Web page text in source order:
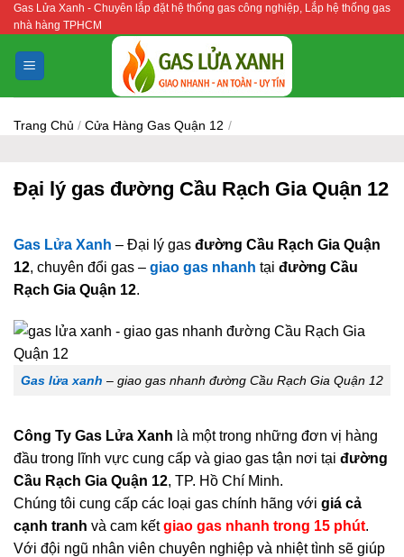
Bỏ
qua
nội
dung
Gas Lửa Xanh - Chuyên lắp đặt hệ thống gas công nghiệp, Lắp hệ thống gas
nhà hàng TPHCM
Trang Chủ / Cửa Hàng Gas Quận 12 /
Đại lý gas đường Cầu Rạch Gia Quận 12
Gas Lửa Xanh – Đại lý gas đường Cầu Rạch Gia Quận
12, chuyên đổi gas – giao gas nhanh tại đường Cầu
Rạch Gia Quận 12.
Gas lửa xanh – giao gas nhanh đường Cầu Rạch Gia Quận 12
Công Ty Gas Lửa Xanh là một trong những đơn vị hàng
đầu trong lĩnh vực cung cấp và giao gas tận nơi tại đường
Cầu Rạch Gia Quận 12, TP. Hồ Chí Minh.
Chúng tôi cung cấp các loại gas chính hãng với giá cả
cạnh tranh và cam kếtgiao gas nhanh trong 15 phút.
Với đội ngũ nhân viên chuyên nghiệp và nhiệt tình sẽ giúp